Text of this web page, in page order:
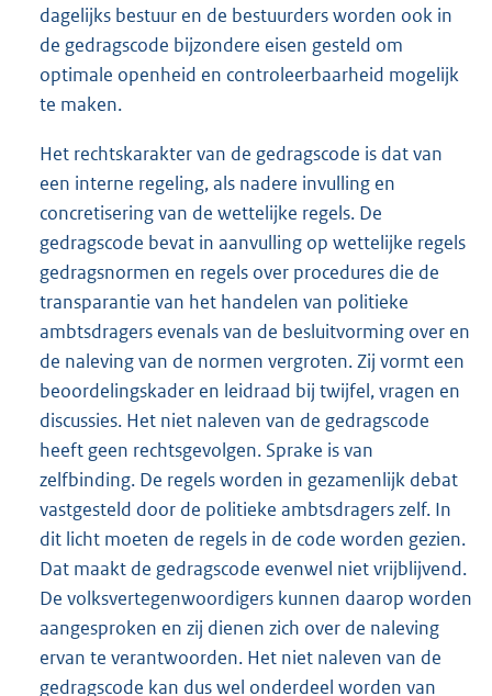
dagelijks bestuur en de bestuurders worden ook in
de gedragscode bijzondere eisen gesteld om
optimale openheid en controleerbaarheid mogelijk
te maken.
Het rechtskarakter van de gedragscode is dat van
een interne regeling, als nadere invulling en
concretisering van de wettelijke regels. De
gedragscode bevat in aanvulling op wettelijke regels
gedragsnormen en regels over procedures die de
transparantie van het handelen van politieke
ambtsdragers evenals van de besluitvorming over en
de naleving van de normen vergroten. Zij vormt een
beoordelingskader en leidraad bij twijfel, vragen en
discussies. Het niet naleven van de gedragscode
heeft geen rechtsgevolgen. Sprake is van
zelfbinding. De regels worden in gezamenlijk debat
vastgesteld door de politieke ambtsdragers zelf. In
dit licht moeten de regels in de code worden gezien.
Dat maakt de gedragscode evenwel niet vrijblijvend.
De volksvertegenwoordigers kunnen daarop worden
aangesproken en zij dienen zich over de naleving
ervan te verantwoorden. Het niet naleven van de
gedragscode kan dus wel onderdeel worden van